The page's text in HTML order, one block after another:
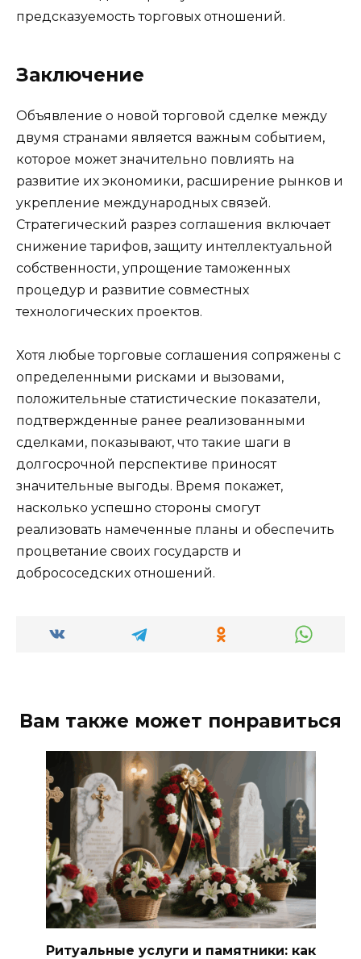
предсказуемость торговых отношений.
Заключение
Объявление о новой торговой сделке между
двумя странами является важным событием,
которое может значительно повлиять на
развитие их экономики, расширение рынков и
укрепление международных связей.
Стратегический разрез соглашения включает
снижение тарифов, защиту интеллектуальной
собственности, упрощение таможенных
процедур и развитие совместных
технологических проектов.
Хотя любые торговые соглашения сопряжены с
определенными рисками и вызовами,
положительные статистические показатели,
подтвержденные ранее реализованными
сделками, показывают, что такие шаги в
долгосрочной перспективе приносят
значительные выгоды. Время покажет,
насколько успешно стороны смогут
реализовать намеченные планы и обеспечить
процветание своих государств и
добрососедских отношений.
Вам также может понравиться
Ритуальные услуги и памятники: как